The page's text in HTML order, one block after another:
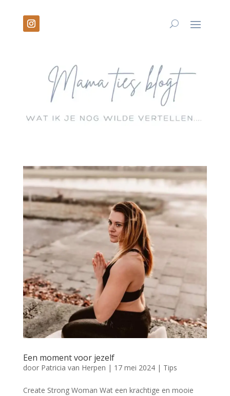
Een moment voor jezelf
door Patricia van Herpen | 17 mei 2024| Tips
Create Strong Woman Wat een krachtige en mooie